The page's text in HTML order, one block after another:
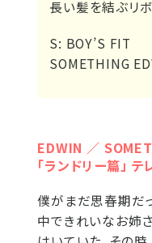
長い髪を結ぶリ
S: BOY’S FIT
SOMETHING
EDWIN ／
「ランドリー篇」
僕がまだ思春期だ
中できれいなお姉